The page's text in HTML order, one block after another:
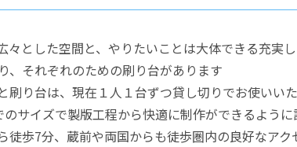
々とした空間と、やりたいことは大体できる充実
、それぞれのための刷り台があります
刷り台は、現在１人１台ずつ貸し切りでお使いい
サイズで製版工程から快適に制作ができるように
徒歩7分、蔵前や両国からも徒歩圏内の良好なアク